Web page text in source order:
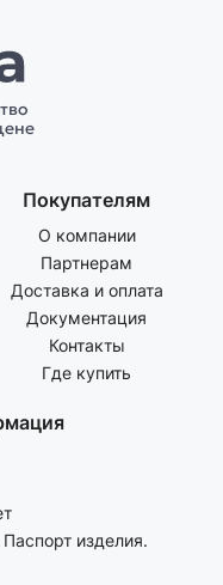
Покупателям
О компании
Партнерам
Доставка и оплата
Документация
Контакты
Где купить
изделия.